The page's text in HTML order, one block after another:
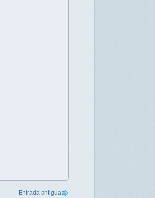
Entrada antigua